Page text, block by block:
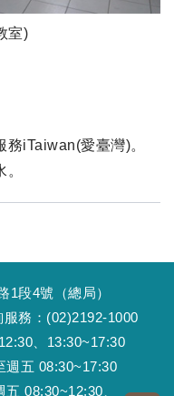
室)
iTaiwan(愛臺灣)。
1段4號（總局）
務：(02)2192-1000
、13:30~17:30
週五 08:30~17:30
08:30~12:30、